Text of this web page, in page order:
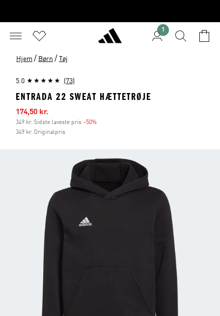
1
Hjem / Børn / Tøj
5.0 (73)
ENTRADA 22 SWEAT HÆTTETRØJE
Udsalgspris
174,50 kr.
349 kr. Sidste laveste pris -50%
349 kr. Originalpris